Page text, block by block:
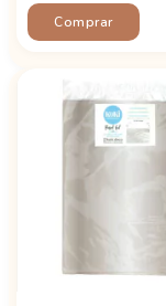
Comprar